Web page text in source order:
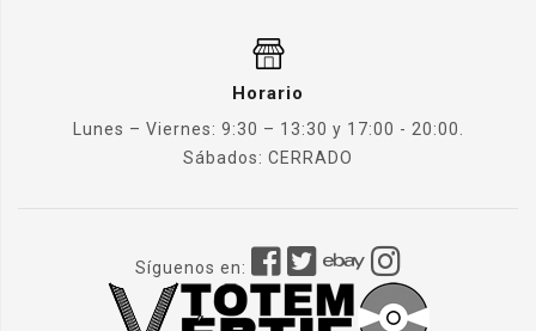
Horario
Lunes – Viernes: 9:30 – 13:30 y 17:00 - 20:00.
Sábados: CERRADO
Síguenos en: